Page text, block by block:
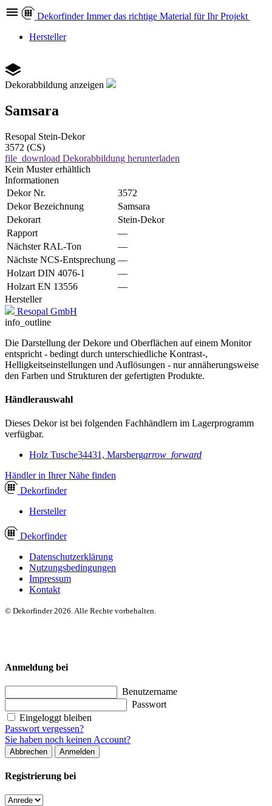
Dekorfinder Immer das richtige Material für Ihr Projekt
Hersteller
Dekorabbildung anzeigen
Samsara
Resopal Stein-Dekor
3572 (CS)
file_download Dekorabbildung herunterladen
Kein Muster erhältlich
Informationen
Dekor Nr.
3572
Dekor Bezeichnung
Samsara
Dekorart
Stein-Dekor
Rapport
—
Nächster RAL-Ton
—
Nächste NCS-Entsprechung —
Holzart DIN 4076-1
—
Holzart EN 13556
—
Hersteller
Resopal GmbH
info_outline
Die Darstellung der Dekore und Oberflächen auf einem Monitor
entspricht - bedingt durch unterschiedliche Kontrast-,
Helligkeitseinstellungen und Auflösungen - nur annäherungsweise
den Farben und Strukturen der gefertigten Produkte.
Händlerauswahl
Dieses Dekor ist bei folgenden Fachhändlern im Lagerprogramm
verfügbar.
Holz Tusche34431, Marsbergarrow_forward
Händler in Ihrer Nähe finden
Dekorfinder
Hersteller
Dekorfinder
Datenschutzerklärung
Nutzungsbedingungen
Impressum
Kontakt
© Dekorfinder 2026. Alle Rechte vorbehalten.
Anmeldung bei
Benutzername
Passwort
Eingeloggt bleiben
Passwort vergessen?
Sie haben noch keinen Account?
Abbrechen Anmelden
Registrierung bei